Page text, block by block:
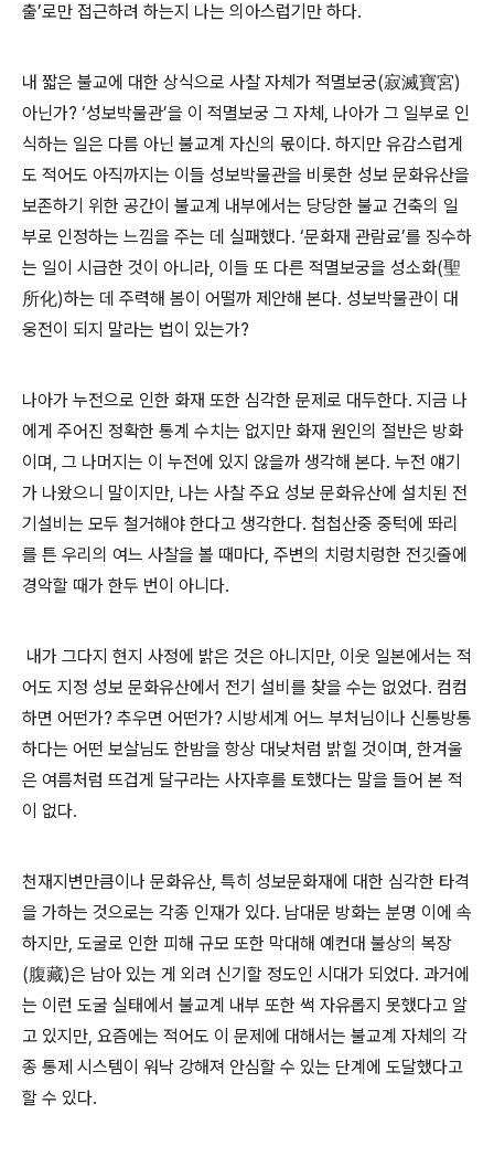
출’로만 접근하려 하는지 나는 의아스럽기만 하다.
내 짧은 불교에 대한 상식으로 사찰 자체가 적멸보궁(寂滅寶宮)
아닌가? ‘성보박물관’을 이 적멸보궁 그 자체, 나아가 그 일부로 인
식하는 일은 다름 아닌 불교계 자신의 몫이다. 하지만 유감스럽게
도 적어도 아직까지는 이들 성보박물관을 비롯한 성보 문화유산을
보존하기 위한 공간이 불교계 내부에서는 당당한 불교 건축의 일
부로 인정하는 느낌을 주는 데 실패했다. ‘문화재 관람료’를 징수하
는 일이 시급한 것이 아니라, 이들 또 다른 적멸보궁을 성소화(聖
所化)하는 데 주력해 봄이 어떨까 제안해 본다. 성보박물관이 대
웅전이 되지 말라는 법이 있는가?
나아가 누전으로 인한 화재 또한 심각한 문제로 대두한다. 지금 나
에게 주어진 정확한 통계 수치는 없지만 화재 원인의 절반은 방화
이며, 그 나머지는 이 누전에 있지 않을까 생각해 본다. 누전 얘기
가 나왔으니 말이지만, 나는 사찰 주요 성보 문화유산에 설치된 전
기설비는 모두 철거해야 한다고 생각한다. 첩첩산중 중턱에 똬리
를 튼 우리의 여느 사찰을 볼 때마다, 주변의 치렁치렁한 전깃줄에
경악할 때가 한두 번이 아니다.
내가 그다지 현지 사정에 밝은 것은 아니지만, 이웃 일본에서는 적
어도 지정 성보 문화유산에서 전기 설비를 찾을 수는 없었다. 컴컴
하면 어떤가? 추우면 어떤가? 시방세계 어느 부처님이나 신통방통
하다는 어떤 보살님도 한밤을 항상 대낮처럼 밝힐 것이며, 한겨울
은 여름처럼 뜨겁게 달구라는 사자후를 토했다는 말을 들어 본 적
이 없다.
천재지변만큼이나 문화유산, 특히 성보문화재에 대한 심각한 타격
을 가하는 것으로는 각종 인재가 있다. 남대문 방화는 분명 이에 속
하지만, 도굴로 인한 피해 규모 또한 막대해 예컨대 불상의 복장
(腹藏)은 남아 있는 게 외려 신기할 정도인 시대가 되었다. 과거에
는 이런 도굴 실태에서 불교계 내부 또한 썩 자유롭지 못했다고 알
고 있지만, 요즘에는 적어도 이 문제에 대해서는 불교계 자체의 각
종 통제 시스템이 워낙 강해져 안심할 수 있는 단계에 도달했다고
할 수 있다.